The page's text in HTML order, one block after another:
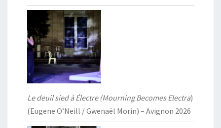
Le deuil sied à Électre (Mourning Becomes Electra)
(Eugene O’Neill / Gwenaël Morin) – Avignon 2026